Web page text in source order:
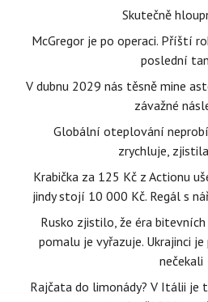
Skutečně
McGregor je po operaci. Příští
poslední
V dubnu 2029 nás těsně mine
závažné
Globální oteplování
zrychluje,
Krabička za 125 Kč z Actionu
jindy stojí 10 000 Kč. Regál s
Rusko zjistilo, že éra
pomalu je vyřazuje. Ukrajinci
nečekali
Rajčata do limonády? V Itálii je